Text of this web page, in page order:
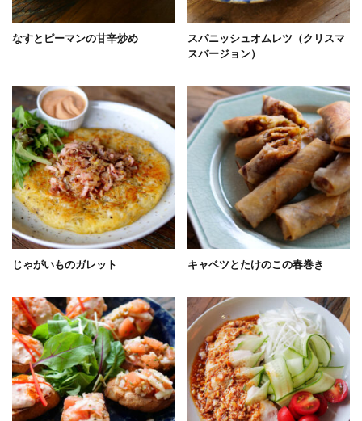
なすとピーマンの甘辛炒め
スパニッシュオムレツ（クリスマ
スバージョン）
じゃがいものガレット キャベツとたけのこの春巻き